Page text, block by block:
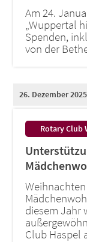
Am 24.
„Wuppertal
Spenden,
von der
Rotary Club
26. Dezember 2025
diesem Jahr
Club Haspel